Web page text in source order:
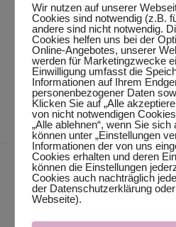
Wir nutzen auf unserer
Cookies sind notwendig (z.B.
andere sind nicht notwendig.
Cookies helfen uns bei der
Online-Angebotes, unserer
werden für Marketingzwecke
Einwilligung umfasst die
Informationen auf Ihrem
personenbezogener Daten
Klicken Sie auf „Alle
von nicht notwendigen
„Alle ablehnen“, wenn Sie
können unter „Einstellungen
Informationen der von uns
Cookies erhalten und deren
können die Einstellungen
Cookies auch nachträglich
der Datenschutzerklärung
Webseite).